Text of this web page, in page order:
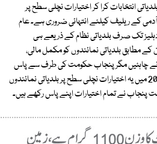
انتخابات کرا کر اختیارات نچلی سطح پر
آدمی کے ریلیف کیلئے انتہائی ضروری ہے۔ عام
تک صرف بلدیاتی نظام کے ذریعے ہی
مطابق بلدیاتی نمائندوں کو مکمل مالی،
چاہئیں مگر پنجاب حکومت کی طرف سے پاس
کرائے گئے لوکل گورنمنٹ ایکٹ2013 میں یہ اختیارات نچلی سطح پر بلدیاتی نمائندوں
پنجاب نے تمام اختیارات اپنے پاس رکھے ہیں۔